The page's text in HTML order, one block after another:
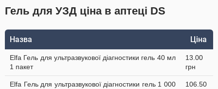
Гель для УЗД ціна в аптеці DS
Назва Ціна
Elfa Гель для ультразвукової діагностики гель 40 мл
1 пакет
13.00
грн
Elfa Гель для ультразвукової діагностики гель 1 000
106.50